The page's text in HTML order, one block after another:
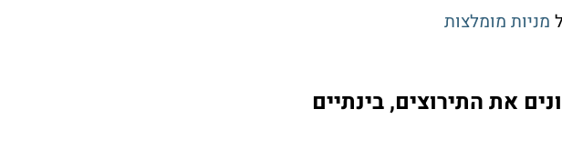
מניות מומלצות
את התירוצים, בינתיים